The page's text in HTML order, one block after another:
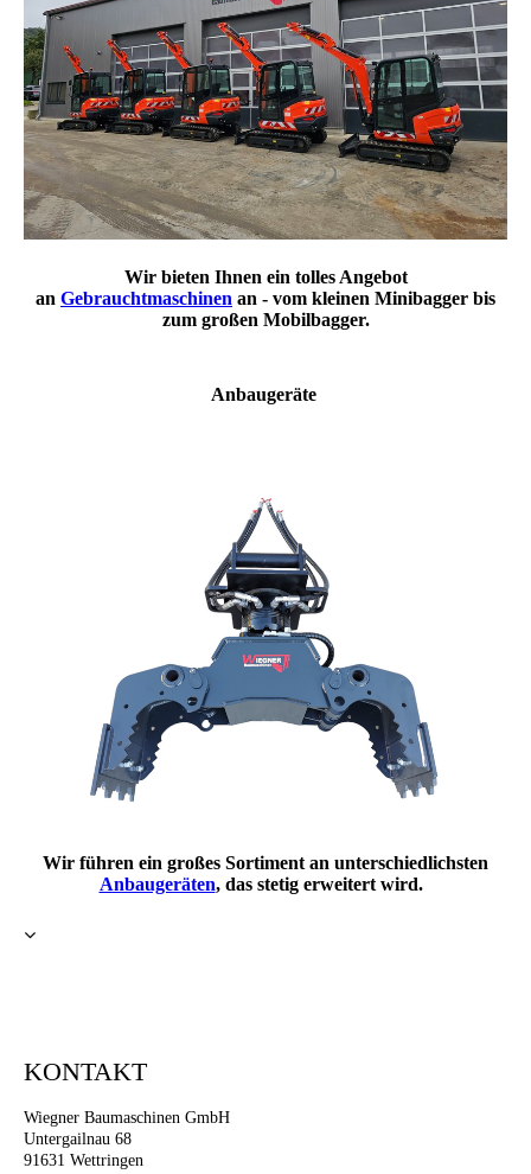
Wir bieten Ihnen ein tolles Angebot
an Gebrauchtmaschinen an - vom kleinen Minibagger bis
zum großen Mobilbagger.
Anbaugeräte
Wir führen ein großes Sortiment an unterschiedlichsten
Anbaugeräten, das stetig erweitert wird.
KONTAKT
Wiegner Baumaschinen GmbH
Untergailnau 68
91631 Wettringen